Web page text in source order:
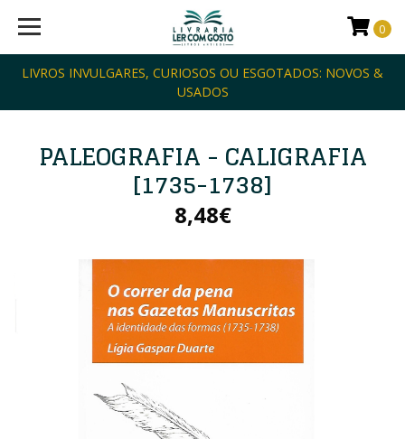
LIVROS INVULGARES, CURIOSOS OU ESGOTADOS: NOVOS &
USADOS
0
PALEOGRAFIA - CALIGRAFIA
[1735-1738]
8,48€